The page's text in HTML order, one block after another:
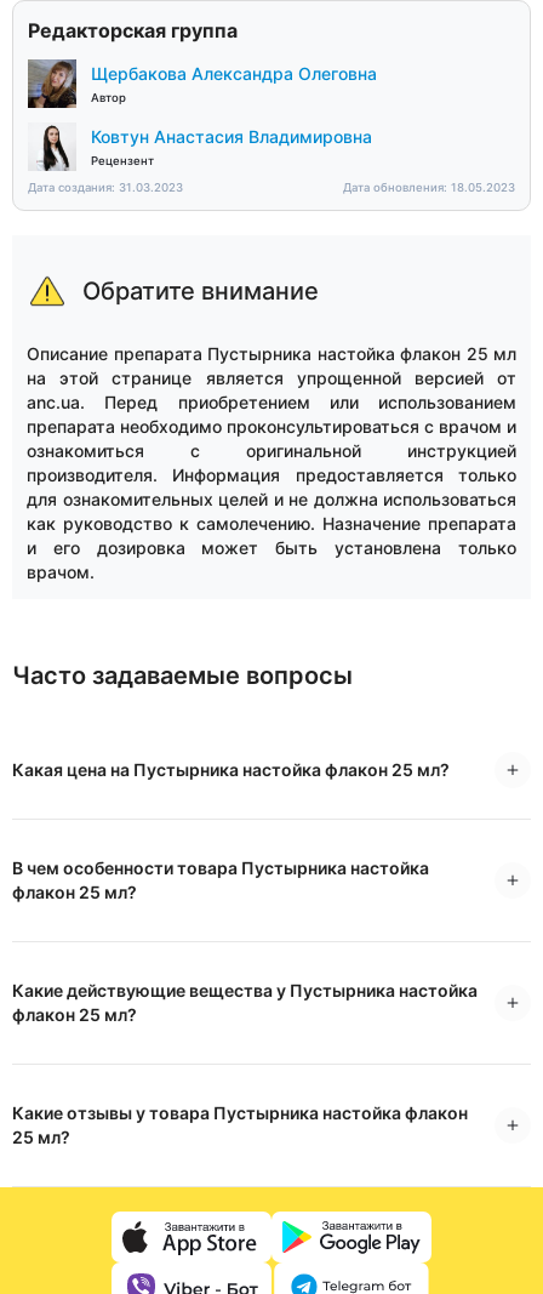
Редакторская группа
Щербакова Александра Олеговна
Автор
Ковтун Анастасия Владимировна
Рецензент
Дата создания: 31.03.2023
Дата обновления: 18.05.2023
Обратите внимание
Описание препарата Пустырника настойка флакон 25 мл
на этой странице является упрощенной версией от
anc.ua. Перед приобретением или использованием
препарата необходимо проконсультироваться с врачом и
ознакомиться с оригинальной инструкцией
производителя. Информация предоставляется только
для ознакомительных целей и не должна использоваться
как руководство к самолечению. Назначение препарата
и его дозировка может быть установлена только
врачом.
Часто задаваемые вопросы
Какая цена на Пустырника настойка флакон 25 мл?
В чем особенности товара Пустырника настойка
флакон 25 мл?
Какие действующие вещества у Пустырника настойка
флакон 25 мл?
Какие отзывы у товара Пустырника настойка флакон
25 мл?